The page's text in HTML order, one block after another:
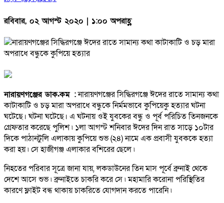
রবিবার, ০২ আগস্ট ২০২০ | ১:০০ অপরাহ্ণ
নারায়ণগঞ্জের ডাক.কম :নারায়ণগঞ্জের সিদ্ধিরগঞ্জে ঈদের রাতে সামান্য কথা
কাটাকাটি ও চড় মারা অপরাধে বন্ধুকে নির্মমভাবে কুপিয়েকু হত্যার ঘটনা
ঘটেছে। ঘটনা ঘটেছে। এ ঘটনায় ওই যুবকের বন্ধু ও পূর্ব পরিচিত তিনজনকে
গ্রেফতার করেছে পুলিশ ৷ ১লা আগস্ট শনিবার ঈদের দিন রাত সাড়ে ১০টার
দিকে পাঠানটুলি এলাকায় কুপিয়ে শুভ (২৪) নামে এক প্রবাসী যুবককে হত্যা
করা হয় ৷ সে হাজীগঞ্জ এলাকার বশিরের ছেলে ৷
নিহতের পরিবার সূত্রে জানা যায়, লকডাউনের তিন মাস পূর্বে ব্রুনাই থেকে
দেশে আসে শুভ ৷ ব্রুনাইতে চাকরি করে সে ৷ মহামারি করোনা পরিস্থিতির
কারণে ফ্লাইট বন্ধ থাকায় চাকরিতে যোগদান করতে পারেনি ৷